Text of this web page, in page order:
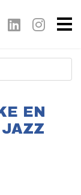
EN
JAZZ